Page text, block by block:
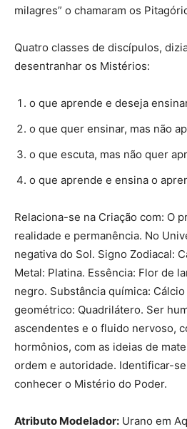
milagres” o chamaram os
Quatro classes de discípulos,
desentranhar os Mistérios:
o que aprende e deseja
o que quer ensinar, mas não
o que escuta, mas não quer
o que aprende e ensina o
Relaciona-se na Criação com: O
realidade e permanência. No
negativa do Sol. Signo Zodiacal:
Metal: Platina. Essência: Flor de
negro. Substância química:
geométrico: Quadrilátero. Ser
ascendentes e o fluido nervoso,
hormônios, com as ideias de
ordem e autoridade. Identificar-
conhecer o Mistério do Poder.
Atributo Modelador: Urano em